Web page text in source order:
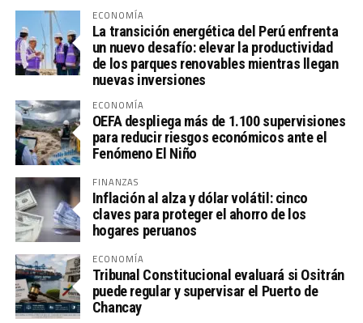
ECONOMÍA
La transición energética del Perú enfrenta
un nuevo desafío: elevar la productividad
de los parques renovables mientras llegan
nuevas inversiones
ECONOMÍA
OEFA despliega más de 1.100 supervisiones
para reducir riesgos económicos ante el
Fenómeno El Niño
FINANZAS
Inflación al alza y dólar volátil: cinco
claves para proteger el ahorro de los
hogares peruanos
ECONOMÍA
Tribunal Constitucional evaluará si Ositrán
puede regular y supervisar el Puerto de
Chancay